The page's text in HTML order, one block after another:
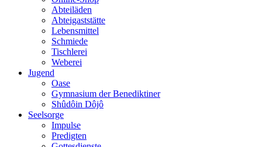
Abteiläden
Abteigaststätte
Lebensmittel
Schmiede
Tischlerei
Weberei
Jugend
Oase
Gymnasium der Benediktiner
Shûdôin Dôjô
Seelsorge
Impulse
Predigten